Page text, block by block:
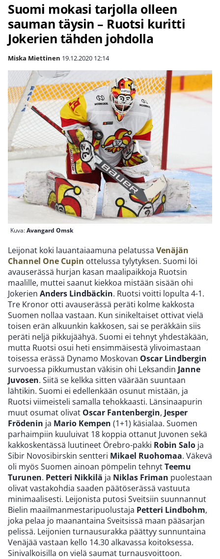
Suomi mokasi tarjolla olleen
sauman täysin – Ruotsi kuritti
Jokerien tähden johdolla
Miska Miettinen 19.12.2020 12:14
Kuva:Avangard Omsk
Leijonat koki lauantaiaamuna pelatussa Venäjän
Channel One Cupin ottelussa tylytyksen. Suomi löi
avauserässä hurjan kasan maalipaikkoja Ruotsin
maalille, muttei saanut kiekkoa mistään sisään ohi
Jokerien Anders Lindbäckin. Ruotsi voitti lopulta 4-1.
Tre Kronor otti avauserässä peräti kolme kakkosta
Suomen nollaa vastaan. Kun sinikeltaiset ottivat vielä
toisen erän alkuunkin kakkosen, sai se peräkkäin siis
peräti neljä pikkujäähyä. Suomi ei tehnyt yhdestäkään,
mutta Ruotsi osui heti ensimmäisestä ylivoimastaan
toisessa erässä Dynamo Moskovan Oscar Lindbergin
survoessa pikkumustan väkisin ohi Leksandin Janne
Juvosen. Siitä se kelkka sitten väärään suuntaan
lähtikin. Suomi ei edellenkään osunut mistään, ja
Ruotsi viimeisteli samalla tehokkaasti. Länsinaapurin
muut osumat olivat Oscar Fantenbergin, Jesper
Frödenin ja Mario Kempen (1+1) käsialaa. Suomen
parhaimpiin kuuluivat 18 koppia ottanut Juvonen sekä
kakkoskentässä luutineet Örebro-pakki Robin Salo ja
Sibir Novosibirskin sentteri Mikael Ruohomaa. Väkevä
oli myös Suomen ainoan pömpelin tehnytTeemu
Turunen. Petteri Nikkilä ja Niklas Friman puolestaan
olivat vastakohdia saaden päätöserässä vastuuta
minimaalisesti. Leijonista putosi Sveitsiin suunnannut
Bielin maailmanmestaripuolustaja Petteri Lindbohm,
joka pelaa jo maanantaina Sveitsissä maan pääsarjan
pelissä. Leijonien turnausurakka päättyy sunnuntaina
Venäjää vastaan kello 14.30 alkavassa koitoksessa.
Sinivalkoisilla on vielä saumat turnausvoittoon.